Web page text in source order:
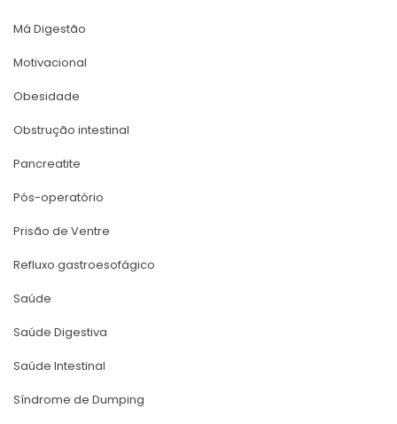
Má Digestão
Motivacional
Obesidade
Obstrução intestinal
Pancreatite
Pós-operatório
Prisão de Ventre
Refluxo gastroesofágico
Saúde
Saúde Digestiva
Saúde Intestinal
Síndrome de Dumping